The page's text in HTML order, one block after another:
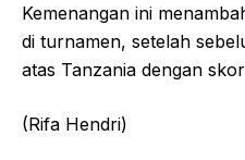
Kemenangan ini
di turnamen, setelah
atas Tanzania dengan
(Rifa Hendri)